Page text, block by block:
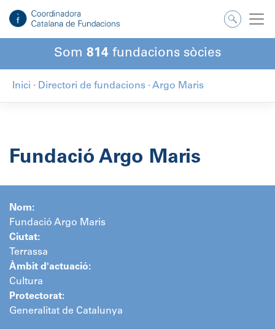
contingut
Som 814 fundacions sòcies
Inici · Directori de fundacions · Argo Maris
Fundació Argo Maris
Nom:
Fundació Argo Maris
Ciutat:
Terrassa
Àmbit d'actuació:
Cultura
Protectorat:
Generalitat de Catalunya